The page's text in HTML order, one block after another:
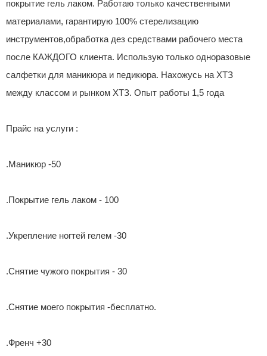
покрытие гель лаком. Работаю только качественными
материалами, гарантирую 100% стерелизацию
инструментов,обработка дез средствами рабочего места
после КАЖДОГО клиента. Использую только одноразовые
салфетки для маникюра и педикюра. Нахожусь на ХТЗ
между классом и рынком ХТЗ. Опыт работы 1,5 года
Прайс на услуги :
.Маникюр -50
.Покрытие гель лаком - 100
.Укрепление ногтей гелем -30
.Снятие чужого покрытия - 30
.Снятие моего покрытия -бесплатно.
.Френч +30